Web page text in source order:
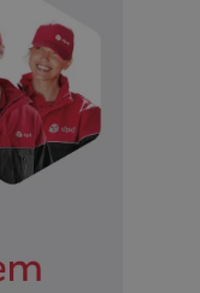
z podstawowych
internetowej.